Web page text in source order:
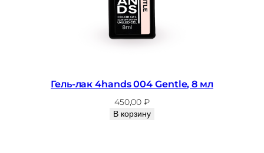
Гель-лак 4hands 004 Gentle, 8 мл
450,00₽
В корзину